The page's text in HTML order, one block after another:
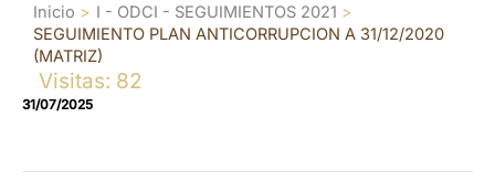
Inicio
I - ODCI - SEGUIMIENTOS 2021
SEGUIMIENTO PLAN ANTICORRUPCION A 31/12/2020
(MATRIZ)
Visitas: 82
31/07/2025